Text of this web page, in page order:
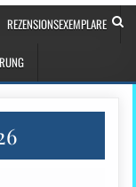
REZENSIONSEXEMPLARE